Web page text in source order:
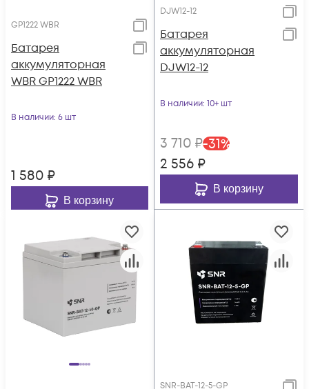
GP1222 WBR
Батарея
аккумуляторная
WBR GP1222 WBR
В наличии: 6 шт
1 580 ₽
В корзину
DJW12-12
Батарея
аккумуляторная
DJW12-12
В наличии: 10+ шт
3 710 ₽-31%
2 556 ₽
В корзину
SNR-BAT-12-5-GP